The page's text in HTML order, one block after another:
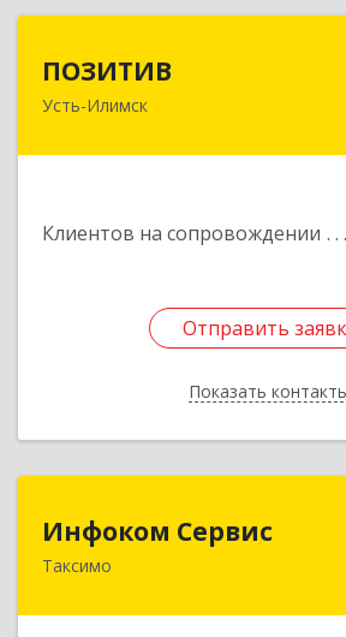
ПОЗИТИВ
Усть-Илимск
Клиентов на сопровождении
Отправить
Показать
666679, Иркутская обл, Усть-
Отправить
Назад
Инфоком Сервис
Таксимо
671560, Республика Бурятия,